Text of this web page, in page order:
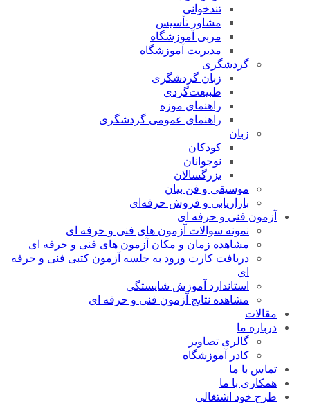
تندخوانی
مشاور تأسیس
مربی آموزشگاه
مدیریت آموزشگاه
گردشگری
زبان گردشگری
طبیعت‌گردی
راهنمای موزه
راهنمای عمومی گردشگری
زبان
کودکان
نوجوانان
بزرگسالان
موسیقی و فن بیان
بازاریابی و فروش حرفه‌ای
آزمون فنی و حرفه ای
نمونه سوالات آزمون های فنی و حرفه ای
مشاهده زمان و مکان آزمون های فنی و حرفه ای
دریافت کارت ورود به جلسه آزمون کتبی فنی و حرفه
ای
استاندارد آموزش شایستگی
مشاهده نتایج آزمون فنی و حرفه ای
مقالات
درباره ما
گالری تصاویر
کادر آموزشگاه
تماس با ما
همکاری با ما
طرح خود اشتغالی